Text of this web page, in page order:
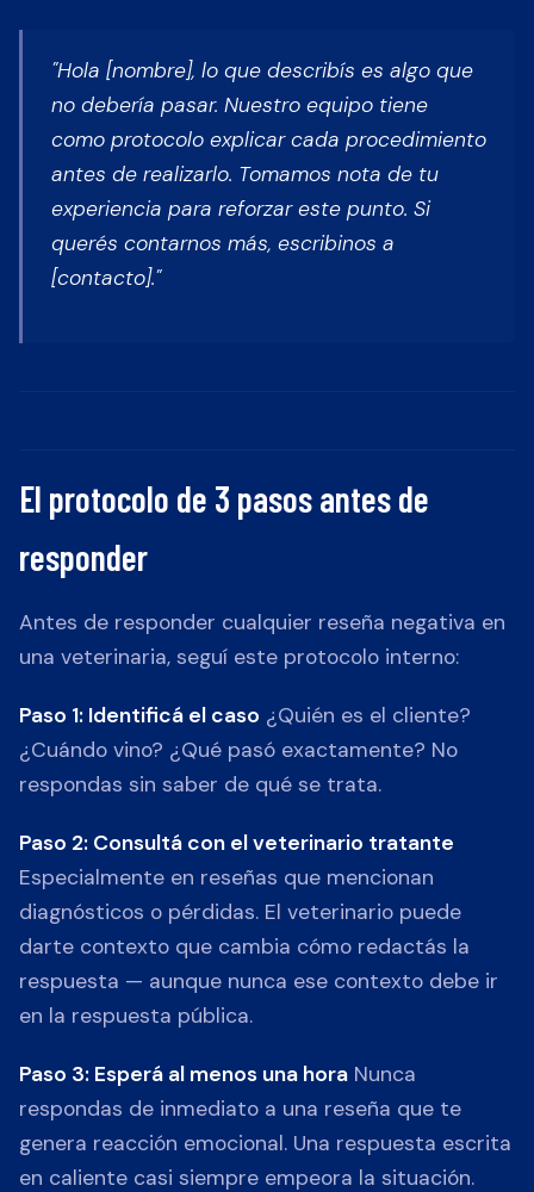
"Hola [nombre], lo que describís es algo que
no debería pasar. Nuestro equipo tiene
como protocolo explicar cada procedimiento
antes de realizarlo. Tomamos nota de tu
experiencia para reforzar este punto. Si
querés contarnos más, escribinos a
[contacto]."
El protocolo de 3 pasos antes de
responder
Antes de responder cualquier reseña negativa en
una veterinaria, seguí este protocolo interno:
Paso 1: Identificá el caso ¿Quién es el cliente?
¿Cuándo vino? ¿Qué pasó exactamente? No
respondas sin saber de qué se trata.
Paso 2: Consultá con el veterinario tratante
Especialmente en reseñas que mencionan
diagnósticos o pérdidas. El veterinario puede
darte contexto que cambia cómo redactás la
respuesta — aunque nunca ese contexto debe ir
en la respuesta pública.
Paso 3: Esperá al menos una hora Nunca
respondas de inmediato a una reseña que te
genera reacción emocional. Una respuesta escrita
en caliente casi siempre empeora la situación.